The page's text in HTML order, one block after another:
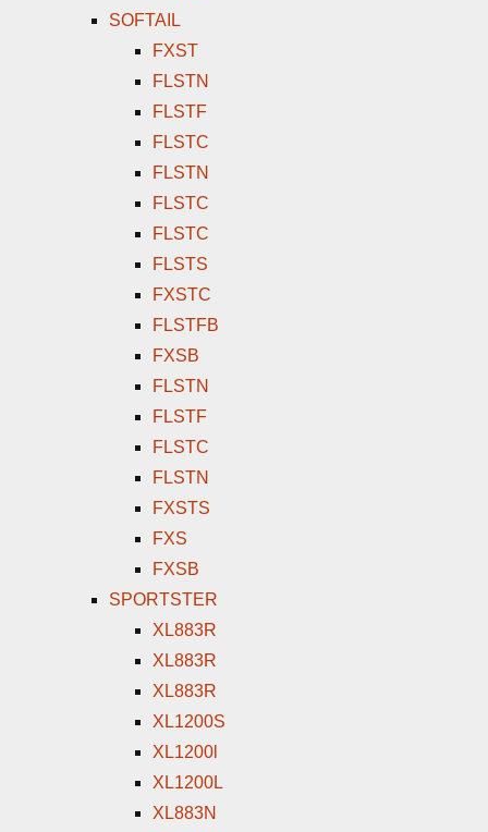
SOFTAIL
FXST
FLSTN
FLSTF
FLSTC
FLSTN
FLSTC
FLSTC
FLSTS
FXSTC
FLSTFB
FXSB
FLSTN
FLSTF
FLSTC
FLSTN
FXSTS
FXS
FXSB
SPORTSTER
XL883R
XL883R
XL883R
XL1200S
XL1200l
XL1200L
XL883N